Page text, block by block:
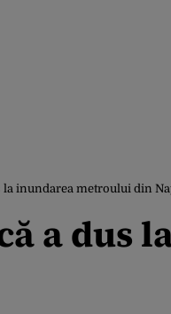
inundarea metroului din
a dus